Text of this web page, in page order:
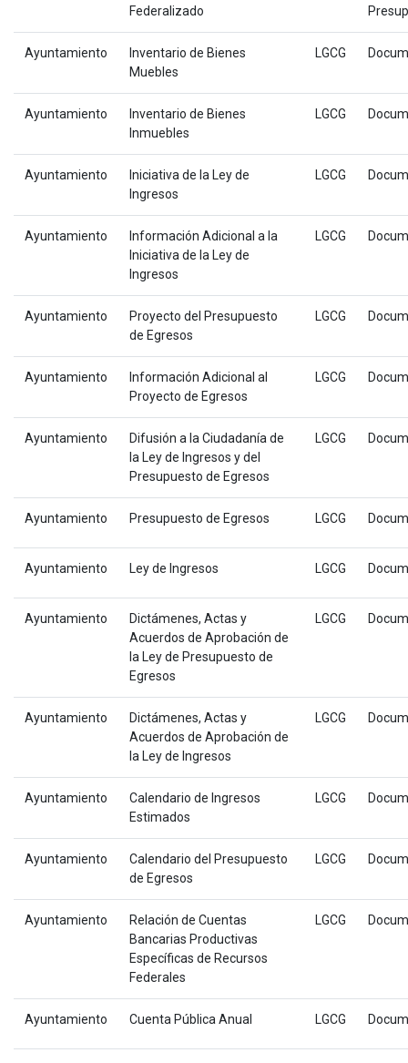
Federalizado
Ayuntamiento
Inventario de Bienes
Muebles
LGCG
Ayuntamiento
Inventario de Bienes
Inmuebles
LGCG
Ayuntamiento
Iniciativa de la Ley de
Ingresos
LGCG
Ayuntamiento
Información Adicional a la
Iniciativa de la Ley de
Ingresos
LGCG
Ayuntamiento
Proyecto del Presupuesto
de Egresos
LGCG
Ayuntamiento
Información Adicional al
Proyecto de Egresos
LGCG
Ayuntamiento
Difusión a la Ciudadanía de
la Ley de Ingresos y del
Presupuesto de Egresos
LGCG
Ayuntamiento Presupuesto de Egresos LGCG
Ayuntamiento Ley de Ingresos LGCG
Ayuntamiento
Dictámenes, Actas y
Acuerdos de Aprobación de
la Ley de Presupuesto de
Egresos
LGCG
Ayuntamiento
Dictámenes, Actas y
Acuerdos de Aprobación de
la Ley de Ingresos
LGCG
Ayuntamiento
Calendario de Ingresos
Estimados
LGCG
Ayuntamiento
Calendario del Presupuesto
de Egresos
LGCG
Ayuntamiento
Relación de Cuentas
Bancarias Productivas
Específicas de Recursos
Federales
LGCG
Ayuntamiento Cuenta Pública Anual LGCG